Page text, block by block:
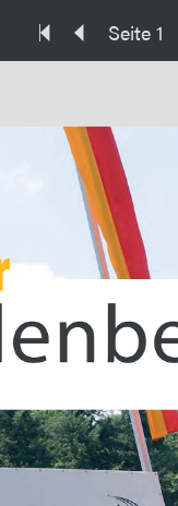
Seite 1